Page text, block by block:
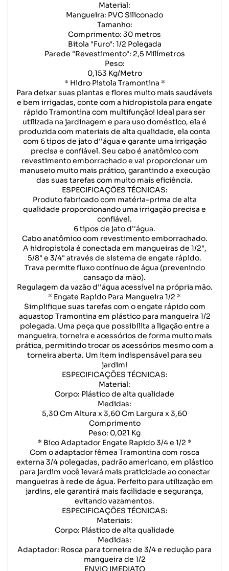
Material:
Mangueira: PVC Siliconado
Tamanho:
Comprimento: 30 metros
Bitola "Furo": 1/2 Polegada
Parede "Revestimento": 2,5 Milímetros
Peso:
0,153 Kg/Metro
* Hidro Pistola Tramontina *
Para deixar suas plantas e flores muito mais saudáveis
e bem irrigadas, conte com a hidropistola para engate
rápido Tramontina com multifunção! Ideal para ser
utilizada na jardinagem e para uso doméstico, ela é
produzida com materiais de alta qualidade, ela conta
com 6 tipos de jato d''água e garante uma irrigação
precisa e confiável. Seu cabo é anatômico com
revestimento emborrachado e vai proporcionar um
manuseio muito mais prático, garantindo a execução
das suas tarefas com muito mais eficiência.
ESPECIFICAÇÕES TÉCNICAS:
Produto fabricado com matéria-prima de alta
qualidade proporcionando uma irrigação precisa e
confiável.
6 tipos de jato d''água.
Cabo anatômico com revestimento emborrachado.
A hidropistola é conectada em mangueiras de 1/2",
5/8" e 3/4" através de sistema de engate rápido.
Trava permite fluxo contínuo de água (prevenindo
cansaço da mão).
Regulagem da vazão d''água acessível na própria mão.
* Engate Rapido Para Mangueira 1/2 *
Simplifique suas tarefas com o engate rápido com
aquastop Tramontina em plástico para mangueira 1/2
polegada. Uma peça que possibilita a ligação entre a
mangueira, torneira e acessórios de forma muito mais
prática, permitindo trocar os acessórios mesmo com a
torneira aberta. Um item indispensável para seu
jardim!
ESPECIFICAÇÕES TÉCNICAS:
Material:
Corpo: Plástico de alta qualidade
Medidas:
5,30 Cm Altura x 3,60 Cm Largura x 3,60
Comprimento
Peso: 0,021 Kg
* Bico Adaptador Engate Rapido 3/4 e 1/2 *
Com o adaptador fêmea Tramontina com rosca
externa 3/4 polegadas, padrão americano, em plástico
para jardim você levará mais praticidade ao conectar
mangueiras à rede de água. Perfeito para utilização em
jardins, ele garantirá mais facilidade e segurança,
evitando vazamentos.
ESPECIFICAÇÕES TÉCNICAS:
Materiais:
Corpo: Plástico de alta qualidade
Medidas:
Adaptador: Rosca para torneira de 3/4 e redução para
mangueira de 1/2
ENVIO IMEDIATO